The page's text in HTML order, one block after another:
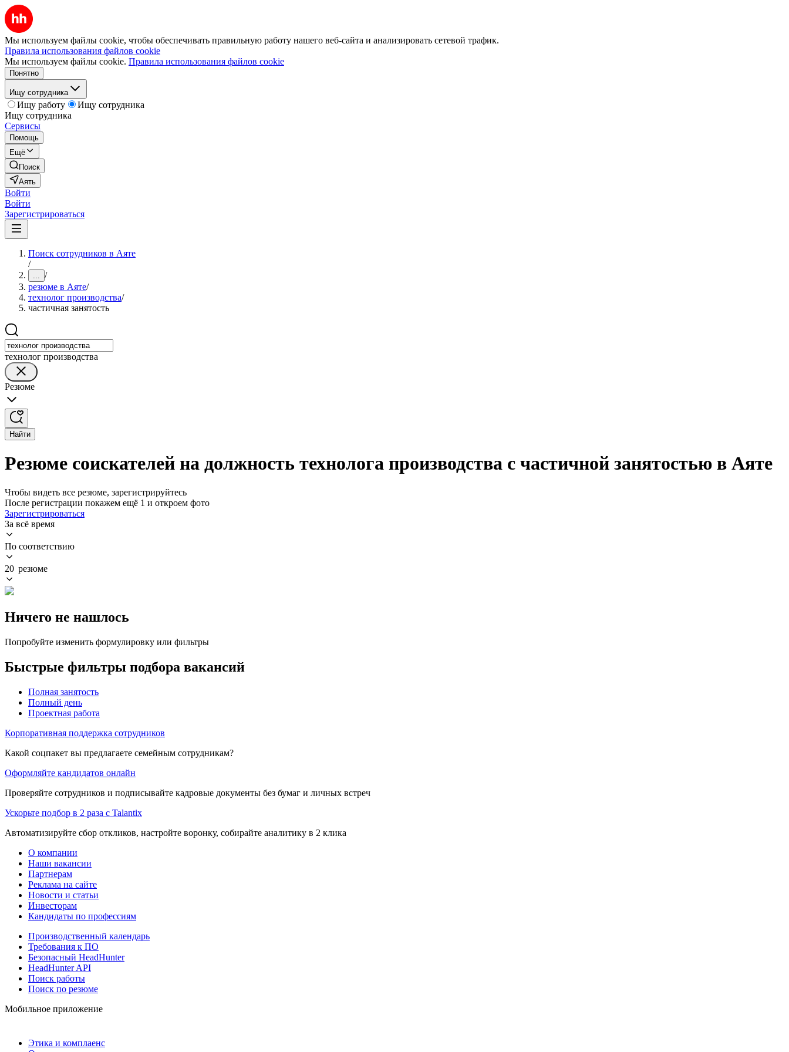
Мы используем файлы cookie, чтобы обеспечивать правильную работу нашего веб-сайта и анализировать сетевой трафик.
Правила использования файлов cookie
Мы используем файлы cookie. Правила использования файлов cookie
Понятно
Ищу сотрудника
Ищу работу
Ищу сотрудника
Ищу сотрудника
Сервисы
Помощь
Ещё
Поиск
Аять
Войти
Войти
Зарегистрироваться
Поиск сотрудников в Аяте
/
... /
резюме в Аяте/
технолог производства/
частичная занятость
технолог производства
Резюме
Найти
Резюме соискателей на должность технолога производства с частичной занятостью в Аяте
Чтобы видеть все резюме, зарегистрируйтесь
После регистрации покажем ещё 1 и откроем фото
Зарегистрироваться
За всё время
По соответствию
20 резюме
Ничего не нашлось
Попробуйте изменить формулировку или фильтры
Быстрые фильтры подбора вакансий
Полная занятость
Полный день
Проектная работа
Корпоративная поддержка сотрудников
Какой соцпакет вы предлагаете семейным сотрудникам?
Оформляйте кандидатов онлайн
Проверяйте сотрудников и подписывайте кадровые документы без бумаг и личных встреч
Ускорьте подбор в 2 раза с Talantix
Автоматизируйте сбор откликов, настройте воронку, собирайте аналитику в 2 клика
О компании
Наши вакансии
Партнерам
Реклама на сайте
Новости и статьи
Инвесторам
Кандидаты по профессиям
Производственный календарь
Требования к ПО
Безопасный HeadHunter
HeadHunter API
Поиск работы
Поиск по резюме
Мобильное приложение
Этика и комплаенс